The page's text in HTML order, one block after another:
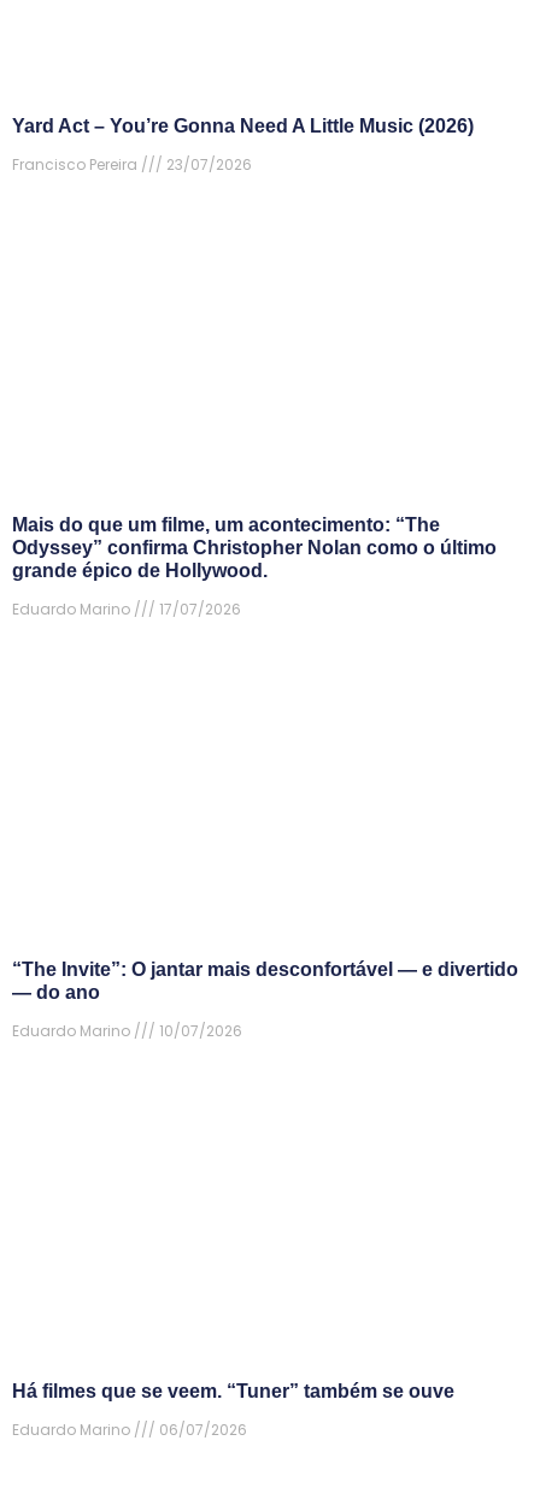
Yard Act – You’re Gonna Need A Little Music (2026)
Francisco Pereira
23/07/2026
Mais do que um filme, um acontecimento: “The
Odyssey” confirma Christopher Nolan como o último
grande épico de Hollywood.
Eduardo Marino
17/07/2026
“The Invite”: O jantar mais desconfortável — e divertido
— do ano
Eduardo Marino
10/07/2026
Há filmes que se veem. “Tuner” também se ouve
Eduardo Marino
06/07/2026